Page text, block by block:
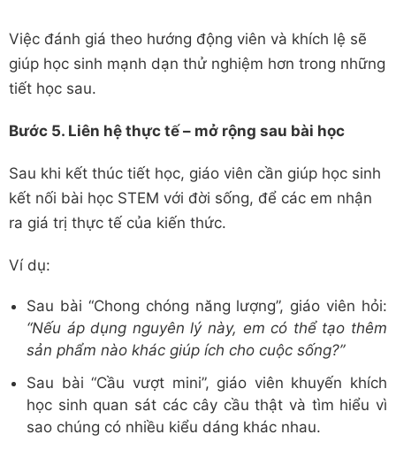
Việc đánh giá theo hướng động viên và khích lệ sẽ
giúp học sinh mạnh dạn thử nghiệm hơn trong những
tiết học sau.
Bước 5. Liên hệ thực tế – mở rộng sau bài học
Sau khi kết thúc tiết học, giáo viên cần giúp học sinh
kết nối bài học STEM với đời sống, để các em nhận
ra giá trị thực tế của kiến thức.
Ví dụ:
Sau bài “Chong chóng năng lượng”, giáo viên hỏi:
“Nếu áp dụng nguyên lý này, em có thể tạo thêm
sản phẩm nào khác giúp ích cho cuộc sống?”
Sau bài “Cầu vượt mini”, giáo viên khuyến khích
học sinh quan sát các cây cầu thật và tìm hiểu vì
sao chúng có nhiều kiểu dáng khác nhau.